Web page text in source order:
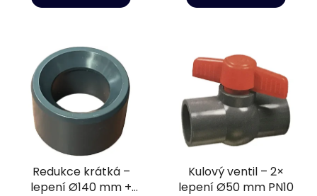
Redukce krátká –
lepení Ø140 mm +
Kulový ventil – 2×
lepení Ø50 mm PN10